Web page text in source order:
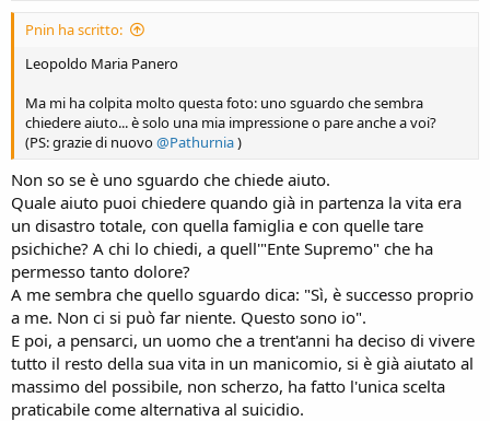
Pnin ha scritto:
Leopoldo Maria Panero
Ma mi ha colpita molto questa foto: uno sguardo che sembra
chiedere aiuto... è solo una mia impressione o pare anche a voi?
(PS: grazie di nuovo@Pathurnia)
Non so se è uno sguardo che chiede aiuto.
Quale aiuto puoi chiedere quando già in partenza la vita era
un disastro totale, con quella famiglia e con quelle tare
psichiche? A chi lo chiedi, a quell'"Ente Supremo" che ha
permesso tanto dolore?
A me sembra che quello sguardo dica: "Sì, è successo proprio
a me. Non ci si può far niente. Questo sono io".
E poi, a pensarci, un uomo che a trent'anni ha deciso di vivere
tutto il resto della sua vita in un manicomio, si è già aiutato al
massimo del possibile, non scherzo, ha fatto l'unica scelta
praticabile come alternativa al suicidio.